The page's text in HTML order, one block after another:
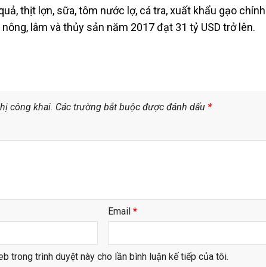
thịt lợn, sữa, tôm nước lợ, cá tra, xuất khẩu gạo
lâm và thủy sản năm 2017 đạt 31 tỷ USD trở lên.
công khai. Các trường bắt buộc được đánh dấu *
Email*
trong trình duyệt này cho lần bình luận kế tiếp của tôi.